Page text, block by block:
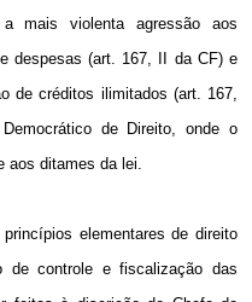
a mais violenta agressão aos
despesas (art. 167, II da CF) e
de créditos ilimitados (art. 167,
de Direito, onde o
aos ditames da lei.
elementares de direito
de controle e fiscalização das